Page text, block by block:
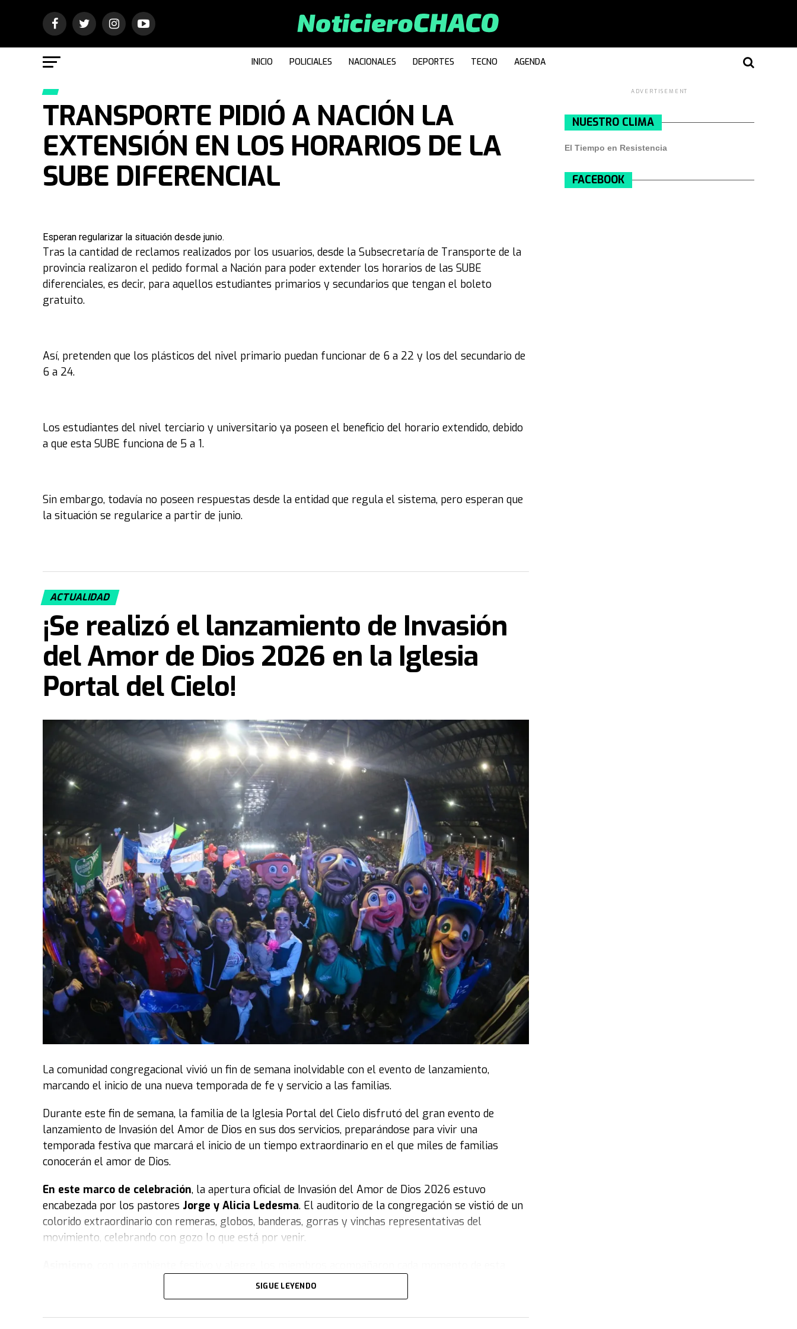
INICIO POLICIALES NACIONALES DEPORTES TECNO AGENDA
TRANSPORTE PIDIÓ A NACIÓN LA
EXTENSIÓN EN LOS HORARIOS DE LA
SUBE DIFERENCIAL
Esperan regularizar la situación desde junio.
Tras la cantidad de reclamos realizados por los usuarios, desde la Subsecretaría de Transporte de la
provincia realizaron el pedido formal a Nación para poder extender los horarios de las SUBE
diferenciales, es decir, para aquellos estudiantes primarios y secundarios que tengan el boleto
gratuito.
Así, pretenden que los plásticos del nivel primario puedan funcionar de 6 a 22 y los del secundario de
6 a 24.
Los estudiantes del nivel terciario y universitario ya poseen el beneficio del horario extendido, debido
a que esta SUBE funciona de 5 a 1.
Sin embargo, todavía no poseen respuestas desde la entidad que regula el sistema, pero esperan que
la situación se regularice a partir de junio.
ACTUALIDAD
¡Se realizó el lanzamiento de Invasión
del Amor de Dios 2026 en la Iglesia
Portal del Cielo!
La comunidad congregacional vivió un fin de semana inolvidable con el evento de lanzamiento,
marcando el inicio de una nueva temporada de fe y servicio a las familias.
Durante este fin de semana, la familia de la Iglesia Portal del Cielo disfrutó del gran evento de
lanzamiento de Invasión del Amor de Dios en sus dos servicios, preparándose para vivir una
temporada festiva que marcará el inicio de un tiempo extraordinario en el que miles de familias
conocerán el amor de Dios.
En este marco de celebración, la apertura oficial de Invasión del Amor de Dios 2026 estuvo
encabezada por los pastores Jorge y Alicia Ledesma. El auditorio de la congregación se vistió de un
colorido extraordinario con remeras, globos, banderas, gorras y vinchas representativas del
movimiento, celebrando con gozo lo que está por venir.
jornada especial. Durante el evento, el público disfrutó de una emotiva obra de teatro sobre la
importancia de Invasión en la vida de las personas, acompañada por carteles coloridos, distintos
muñecos gigantes caracterizados con gorra y remera del movimiento, y el equipo de danza de la
SIGUE LEYENDO
ADVERTISEMENT
NUESTRO CLIMA
El Tiempo en Resistencia
FACEBOOK